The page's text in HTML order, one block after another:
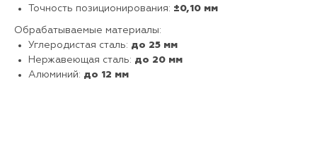
Точность позиционирования: ±0,10 мм
Обрабатываемые материалы:
Углеродистая сталь: до 25 мм
Нержавеющая сталь: до 20 мм
Алюминий: до 12 мм